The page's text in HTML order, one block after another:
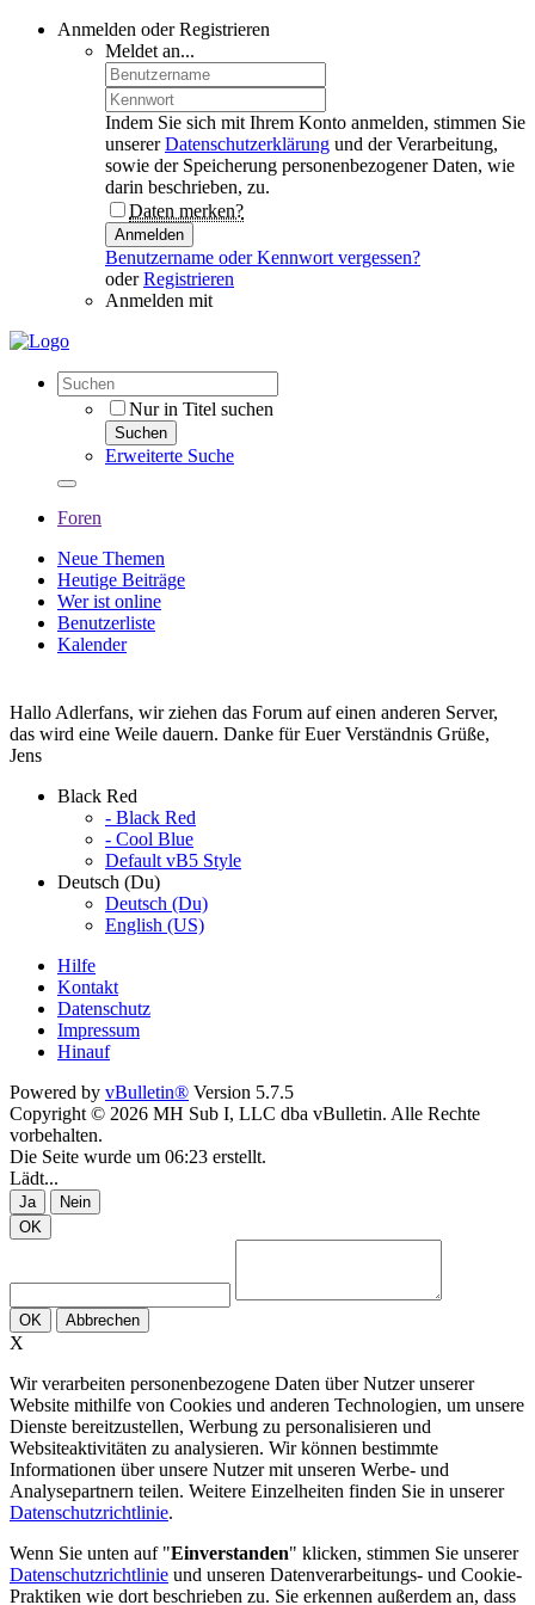
Anmelden oder Registrieren
Meldet an...
Indem Sie sich mit Ihrem Konto anmelden, stimmen Sie
unsererDatenschutzerklärung und der Verarbeitung,
sowie der Speicherung personenbezogener Daten, wie
darin beschrieben, zu.
Daten merken?
Anmelden
Benutzername oder Kennwort vergessen?
oderRegistrieren
Anmelden mit
Nur in Titel suchen
Suchen
Erweiterte Suche
Foren
Neue Themen
Heutige Beiträge
Wer ist online
Benutzerliste
Kalender
Hallo Adlerfans, wir ziehen das Forum auf einen anderen Server,
das wird eine Weile dauern. Danke für Euer Verständnis Grüße,
Jens
Black Red
- Black Red
- Cool Blue
Default vB5 Style
Deutsch (Du)
Deutsch (Du)
English (US)
Hilfe
Kontakt
Datenschutz
Impressum
Hinauf
Powered by vBulletin® Version 5.7.5
Copyright © 2026 MH Sub I, LLC dba vBulletin. Alle Rechte
vorbehalten.
Die Seite wurde um 06:23 erstellt.
Lädt...
Ja
Nein
OK
OK Abbrechen
X
Wir verarbeiten personenbezogene Daten über Nutzer unserer
Website mithilfe von Cookies und anderen Technologien, um unsere
Dienste bereitzustellen, Werbung zu personalisieren und
Websiteaktivitäten zu analysieren. Wir können bestimmte
Informationen über unsere Nutzer mit unseren Werbe- und
Analysepartnern teilen. Weitere Einzelheiten finden Sie in unserer
Datenschutzrichtlinie.
Wenn Sie unten auf "Einverstanden" klicken, stimmen Sie unserer
Datenschutzrichtlinie und unseren Datenverarbeitungs- und Cookie-
Praktiken wie dort beschrieben zu. Sie erkennen außerdem an, dass